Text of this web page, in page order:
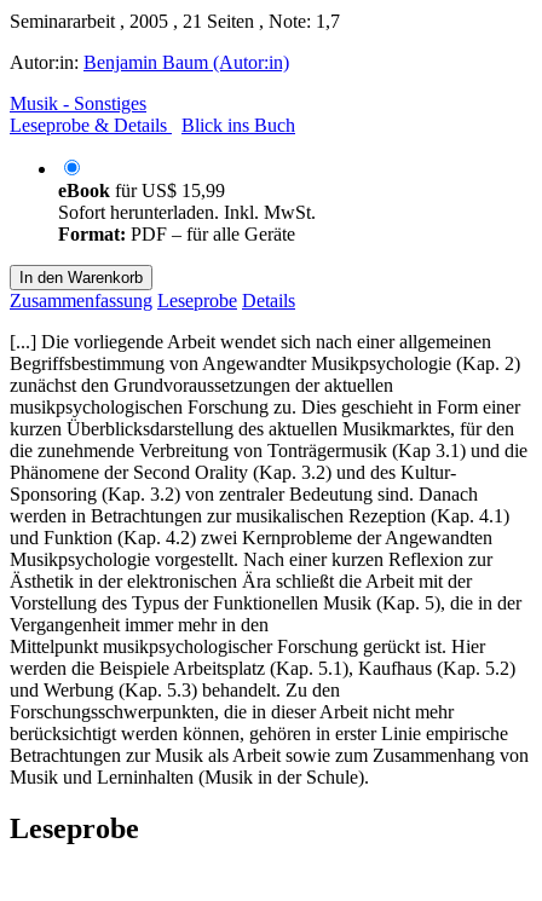
Seminararbeit , 2005 , 21 Seiten , Note: 1,7
Autor:in: Benjamin Baum (Autor:in)
Musik - Sonstiges
Leseprobe & Details
Blick ins Buch
eBook fürUS$ 15,99
Sofort herunterladen. Inkl. MwSt.
Format: PDF – für alle Geräte
In den Warenkorb
Zusammenfassung Leseprobe Details
[...] Die vorliegende Arbeit wendet sich nach einer allgemeinen
Begriffsbestimmung von Angewandter Musikpsychologie (Kap. 2)
zunächst den Grundvoraussetzungen der aktuellen
musikpsychologischen Forschung zu. Dies geschieht in Form einer
kurzen Überblicksdarstellung des aktuellen Musikmarktes, für den
die zunehmende Verbreitung von Tonträgermusik (Kap 3.1) und die
Phänomene der Second Orality (Kap. 3.2) und des Kultur-
Sponsoring (Kap. 3.2) von zentraler Bedeutung sind. Danach
werden in Betrachtungen zur musikalischen Rezeption (Kap. 4.1)
und Funktion (Kap. 4.2) zwei Kernprobleme der Angewandten
Musikpsychologie vorgestellt. Nach einer kurzen Reflexion zur
Ästhetik in der elektronischen Ära schließt die Arbeit mit der
Vorstellung des Typus der Funktionellen Musik (Kap. 5), die in der
Vergangenheit immer mehr in den
Mittelpunkt musikpsychologischer Forschung gerückt ist. Hier
werden die Beispiele Arbeitsplatz (Kap. 5.1), Kaufhaus (Kap. 5.2)
und Werbung (Kap. 5.3) behandelt. Zu den
Forschungsschwerpunkten, die in dieser Arbeit nicht mehr
berücksichtigt werden können, gehören in erster Linie empirische
Betrachtungen zur Musik als Arbeit sowie zum Zusammenhang von
Musik und Lerninhalten (Musik in der Schule).
Leseprobe